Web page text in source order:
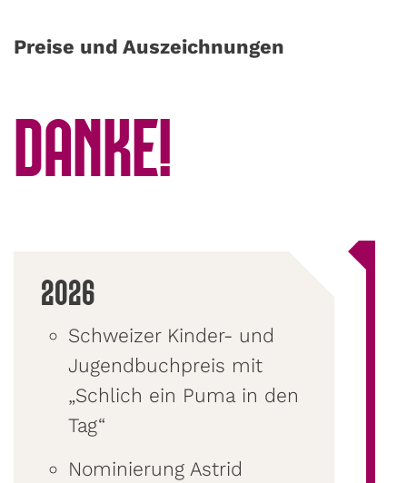
Preise und Auszeichnungen
DANKE!
2026
Schweizer Kinder- und
Jugendbuchpreis mit
„Schlich ein Puma in den
Tag“
Nominierung Astrid